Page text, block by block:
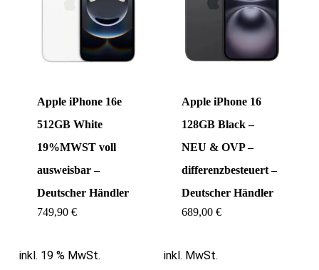
Apple iPhone 16e
512GB White
19%MWST voll
ausweisbar –
Deutscher Händler
749,90€
inkl. 19 % MwSt.
Apple iPhone 16
128GB Black –
NEU & OVP –
differenzbesteuert –
Deutscher Händler
689,00€
inkl. MwSt.